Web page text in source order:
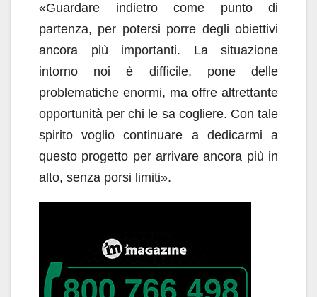
«Guardare indietro come punto di
partenza, per potersi porre degli obiettivi
ancora più importanti. La situazione
intorno noi è difficile, pone delle
problematiche enormi, ma offre altrettante
opportunità per chi le sa cogliere. Con tale
spirito voglio continuare a dedicarmi a
questo progetto per arrivare ancora più in
alto, senza porsi limiti».